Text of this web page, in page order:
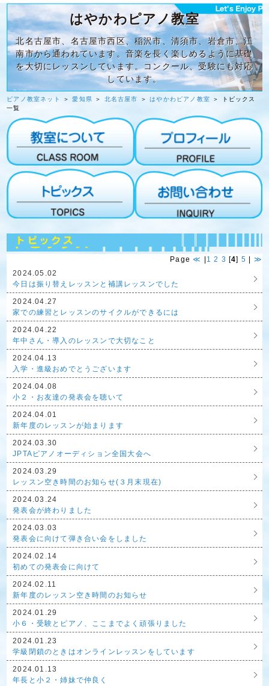
はやかわピアノ教室
北名古屋市、名古屋市西区、稲沢市、清須市、岩倉市、江
南市から通われています。音楽を長く楽しめるように基礎
を大切にレッスンしています。コンクール、受験にも対応
しています。
ピアノ教室ネット ＞愛知県 ＞ 北名古屋市 ＞はやかわピアノ教室 ＞ トピックス
一覧
Page ≪ 1 2 3 [4] 5
≫
2024.05.02
今日は振り替えレッスンと補講レッスンでした
2024.04.27
家での練習とレッスンのサイクルができるには
2024.04.22
年中さん・導入のレッスンで大切なこと
2024.04.13
入学・進級おめでとうございます
2024.04.08
小２・お友達の発表会を聴いて
2024.04.01
新年度のレッスンが始まります
2024.03.30
JPTAピアノオーディション全国大会へ
2024.03.29
レッスン空き時間のお知らせ(３月末現在)
2024.03.24
発表会が終わりました
2024.03.03
発表会に向けて弾き合い会をしました
2024.02.14
初めての発表会に向けて
2024.02.11
新年度のレッスン空き時間のお知らせ
2024.01.29
小６・受験とピアノ、ここまでよく頑張りました
2024.01.23
学級閉鎖のときはオンラインレッスンをしています
2024.01.13
年長と小２・姉妹で仲良く